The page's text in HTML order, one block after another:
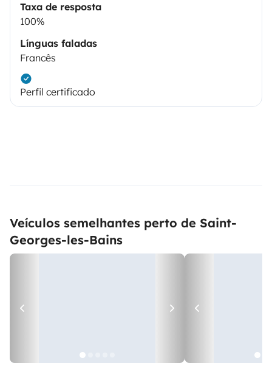
Taxa de resposta
100%
Línguas faladas
Francês
Perfil certificado
Veículos semelhantes perto de Saint-
Georges-les-Bains